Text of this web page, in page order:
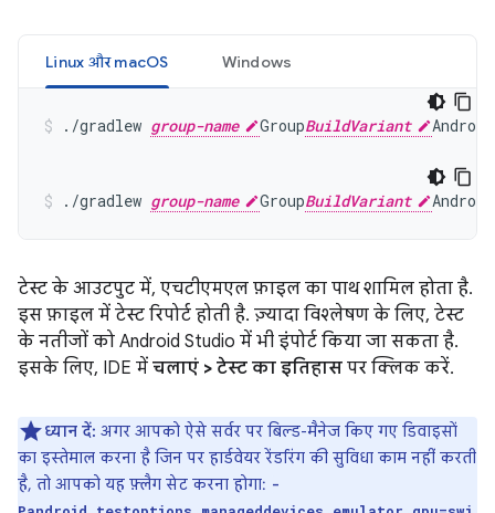
Linux और macOS Windows
./gradlew group-name GroupBuildVariant
./gradlew group-name GroupBuildVariant
टेस्ट के आउटपुट में, एचटीएमएल फ़ाइल का पाथ शामिल होता है.
इस फ़ाइल में टेस्ट रिपोर्ट होती है. ज़्यादा विश्लेषण के लिए, टेस्ट
के नतीजों को Android Studio में भी इंपोर्ट किया जा सकता है.
इसके लिए, IDE में चलाएं > टेस्ट का इतिहास पर क्लिक करें.
ध्यान दें: अगर आपको ऐसे सर्वर पर बिल्ड-मैनेज किए गए डिवाइसों
का इस्तेमाल करना है जिन पर हार्डवेयर रेंडरिंग की सुविधा काम नहीं करती
है, तो आपको यह फ़्लैग सेट करना होगा: -